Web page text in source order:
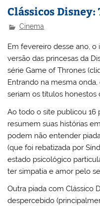
Clássicos
Cinema
Em fevereiro desse ano, o
versão das princesas da
série Game of Thrones
Entrando na mesma
seriam os títulos honestos
Ao todo o site publicou 16
resumem suas histórias
podem não entender
(que foi rebatizada por
estado psicológico
ter simpatia e amor pelo
Outra piada com Clássico
despercebido